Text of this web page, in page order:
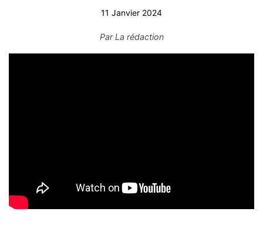
11 Janvier 2024
ParLa rédaction